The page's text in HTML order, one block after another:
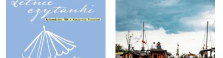
Kosztownego Remontu